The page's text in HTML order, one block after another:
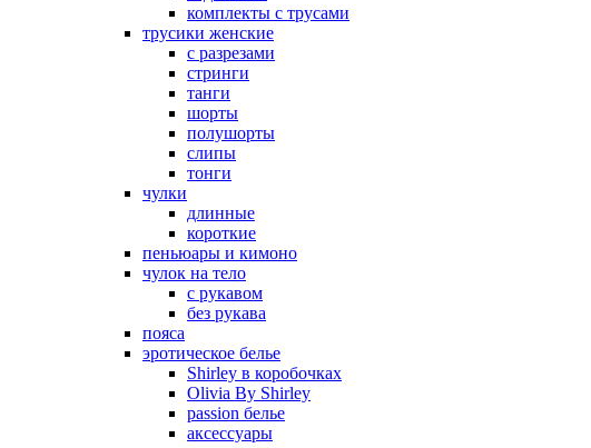
комплекты с трусами
трусики женские
с разрезами
стринги
танги
шорты
полушорты
слипы
тонги
чулки
длинные
короткие
пеньюары и кимоно
чулок на тело
с рукавом
без рукава
пояса
эротическое белье
Shirley в коробочках
Olivia By Shirley
passion белье
аксессуары